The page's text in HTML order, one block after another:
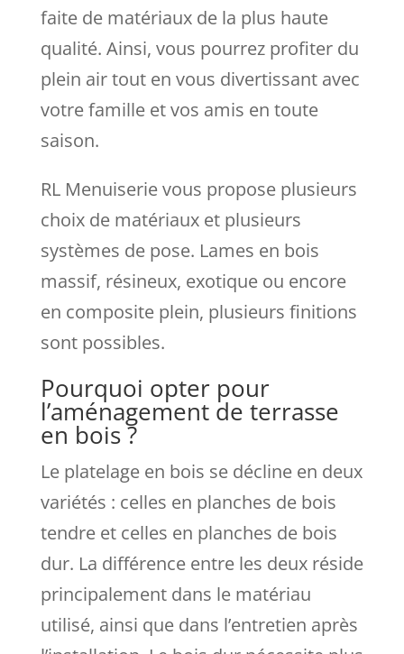
faite de matériaux de la plus haute
qualité. Ainsi, vous pourrez profiter du
plein air tout en vous divertissant avec
votre famille et vos amis en toute
saison.
RL Menuiserie vous propose plusieurs
choix de matériaux et plusieurs
systèmes de pose. Lames en bois
massif, résineux, exotique ou encore
en composite plein, plusieurs finitions
sont possibles.
Pourquoi opter pour
l’aménagement de terrasse
en bois ?
Le platelage en bois se décline en deux
variétés : celles en planches de bois
tendre et celles en planches de bois
dur. La différence entre les deux réside
principalement dans le matériau
utilisé, ainsi que dans l’entretien après